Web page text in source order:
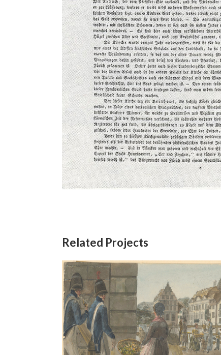
Related Projects
Bei der Hauptwache in Zürich,
1814
Aquarell